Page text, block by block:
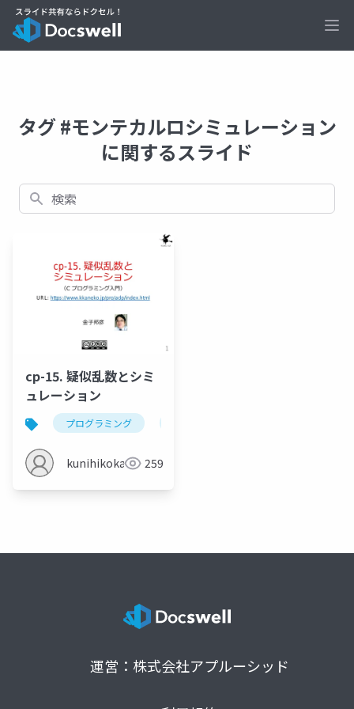
タグ #モンテカルロシミュレーション
に関するスライド
検索
cp-15. 疑似乱数とシミ
ュレーション
プログラミング
kunihikokaneko259
運営：株式会社アプルーシッド